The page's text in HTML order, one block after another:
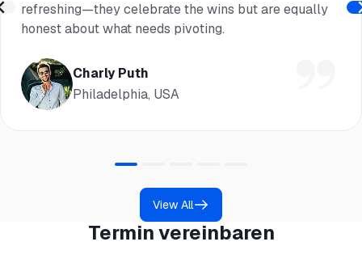
refreshing—they celebrate the wins but are equally
honest about what needs pivoting.
Charly Puth
Philadelphia, USA
View All
Termin vereinbaren